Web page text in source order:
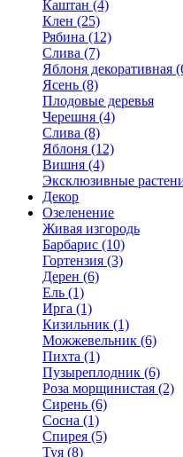
Каштан (4)
Клен (25)
Рябина (12)
Слива (7)
Яблоня декоративная
Ясень (8)
Плодовые деревья
Черешня (4)
Слива (8)
Яблоня (12)
Вишня (4)
Эксклюзивные
Декор
Озеленение
Живая изгородь
Барбарис (10)
Гортензия (3)
Дерен (6)
Ель (1)
Ирга (1)
Кизильник (1)
Можжевельник (6)
Пихта (1)
Пузыреплодник (6)
Роза морщинистая (2)
Сирень (6)
Сосна (1)
Спирея (5)
Туя (8)